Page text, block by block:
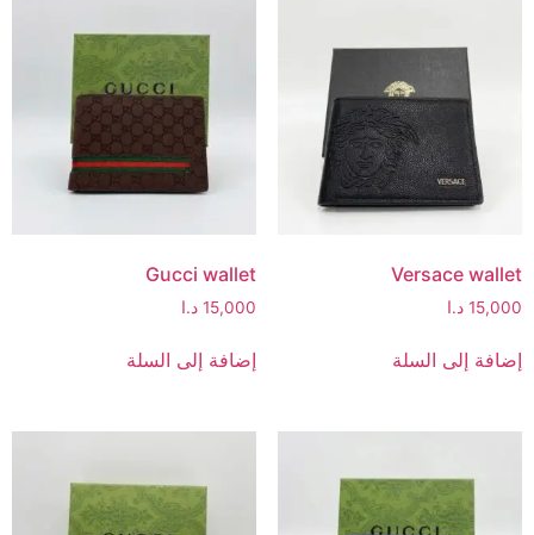
Versace wallet
15,000 د.ا
إضافة إلى السلة
Gucci wallet
15,000 د.ا
إضافة إلى السلة